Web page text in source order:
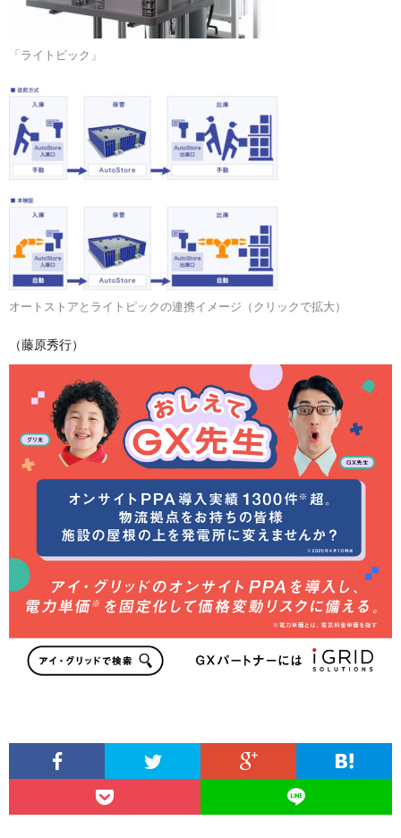
「ライトピック」
オートストアとライトピックの連携イメージ（クリックで拡大）
（藤原秀行）